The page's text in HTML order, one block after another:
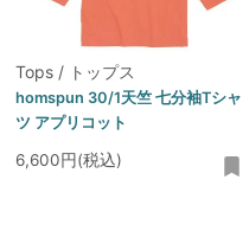
Tops / トップス
homspun 30/1天竺 七分袖Tシャ
ツ アプリコット
6,600円(税込)